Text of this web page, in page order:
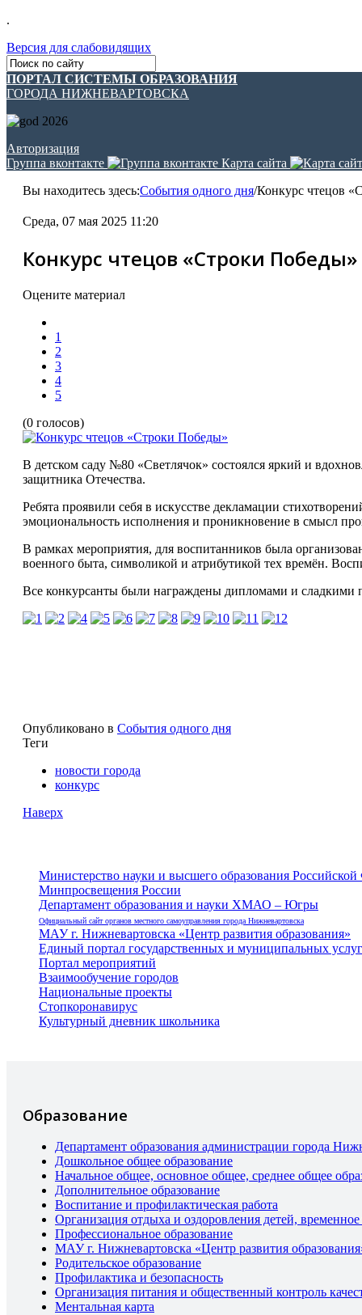
.
Версия для слабовидящих
ПОРТАЛ СИСТЕМЫ ОБРАЗОВАНИЯ
ГОРОДА НИЖНЕВАРТОВСКА
Авторизация
Группа вконтакте
Карта сайта
Вы находитесь здесь:События одного дня/Конкурс чтецов
Среда, 07 мая 2025 11:20
Конкурс чтецов «Строки Победы»
Оцените материал
1
2
3
4
5
(0 голосов)
В детском саду №80 «Светлячок» состоялся яркий и
защитника Отечества.
Ребята проявили себя в искусстве декламации
эмоциональность исполнения и проникновение в смысл
В рамках мероприятия, для воспитанников была
военного быта, символикой и атрибутикой тех времён.
Все конкурсанты были награждены дипломами и сладкими
Опубликовано в События одного дня
Теги
новости города
конкурс
Наверх
Министерство науки и высшего образования
Минпросвещения России
Департамент образования и науки ХМАО – Югры
Официальный сайт органов местного самоуправления города Нижневартовска
МАУ г. Нижневартовска «Центр развития образования»
Единый портал государственных и муниципальных услуг
Портал мероприятий
Взаимообучение городов
Национальные проекты
Стопкоронавирус
Культурный дневник школьника
Образование
Департамент образования администрации города
Дошкольное общее образование
Начальное общее, основное общее, среднее общее
Дополнительное образование
Воспитание и профилактическая работа
Организация отдыха и оздоровления детей,
Профессиональное образование
МАУ г. Нижневартовска «Центр развития
Родительское образование
Профилактика и безопасность
Организация питания и общественный контроль
Ментальная карта